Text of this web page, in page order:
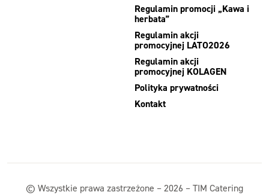
Regulamin promocji „Kawa i
herbata”
Regulamin akcji
promocyjnej LATO2026
Regulamin akcji
promocyjnej KOLAGEN
Polityka prywatności
Kontakt
© Wszystkie prawa zastrzeżone – 2026 – TIM Catering